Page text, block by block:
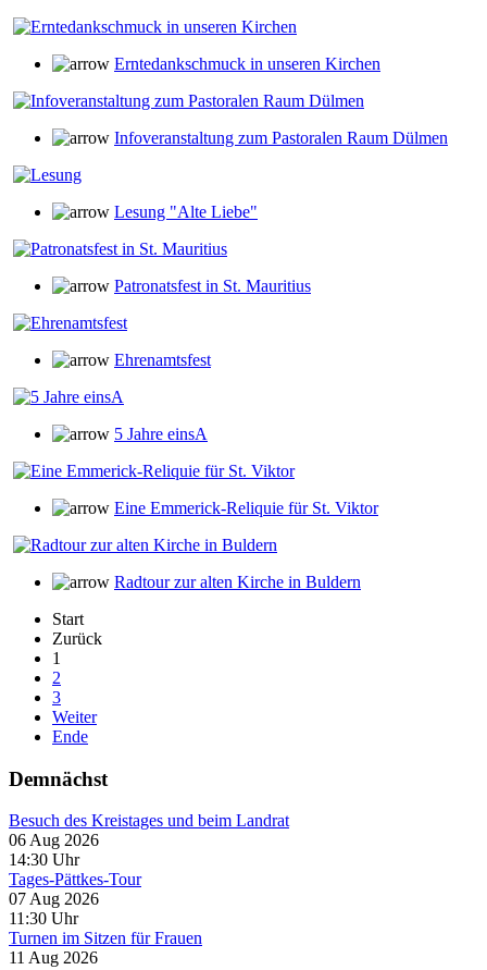
Erntedankschmuck in unseren Kirchen
Infoveranstaltung zum Pastoralen Raum Dülmen
Lesung "Alte Liebe"
Patronatsfest in St. Mauritius
Ehrenamtsfest
5 Jahre einsA
Eine Emmerick-Reliquie für St. Viktor
Radtour zur alten Kirche in Buldern
Start
Zurück
1
2
3
Weiter
Ende
Demnächst
Besuch des Kreistages und beim Landrat
06 Aug 2026
14:30 Uhr
Tages-Pättkes-Tour
07 Aug 2026
11:30 Uhr
Turnen im Sitzen für Frauen
11 Aug 2026